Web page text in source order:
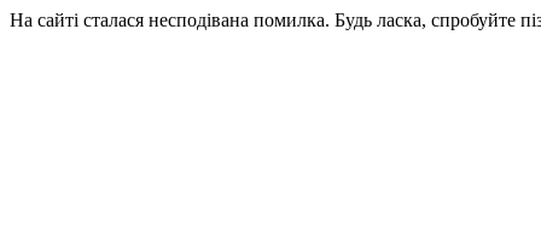
На сайті сталася несподівана помилка. Будь ласка, спробуйте